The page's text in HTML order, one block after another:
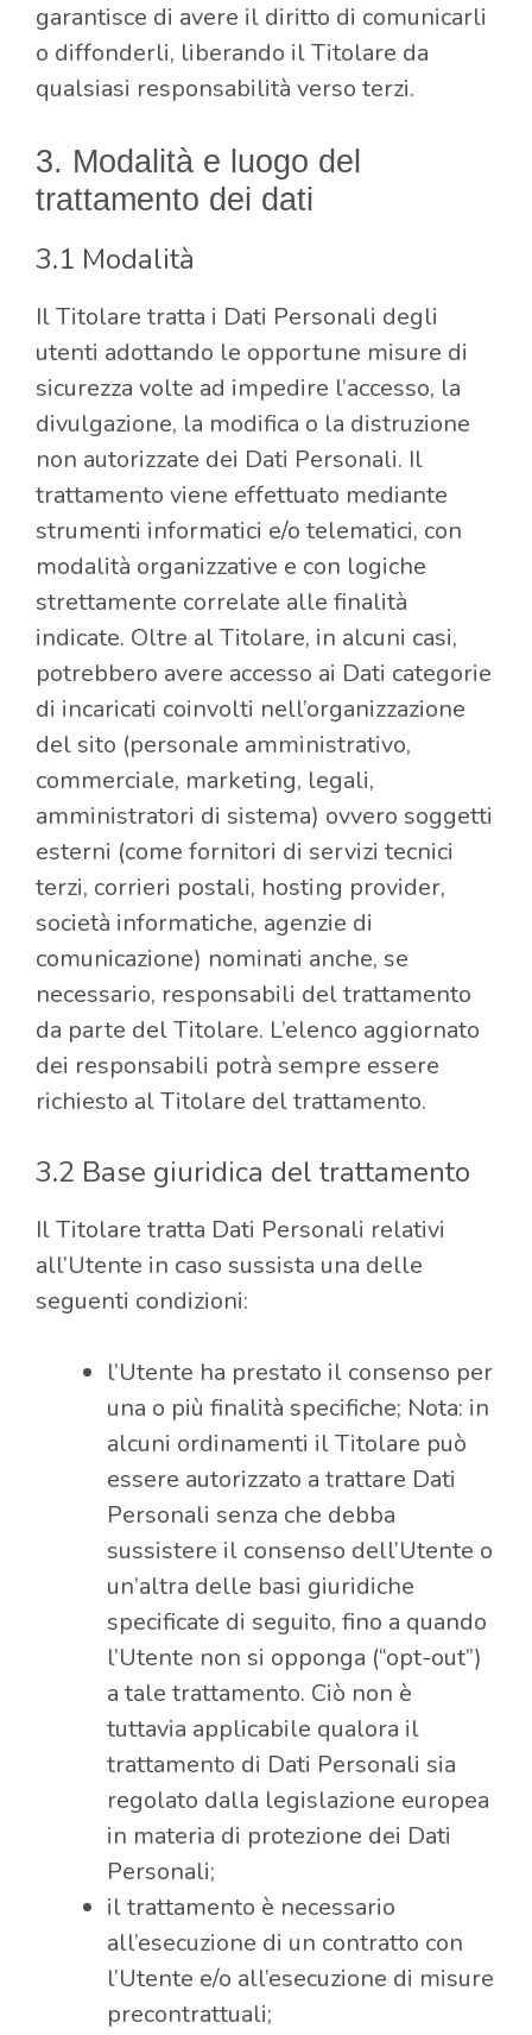
garantisce di avere il diritto di comunicarli
o diffonderli, liberando il Titolare da
qualsiasi responsabilità verso terzi.
3. Modalità e luogo del
trattamento dei dati
3.1 Modalità
Il Titolare tratta i Dati Personali degli
utenti adottando le opportune misure di
sicurezza volte ad impedire l’accesso, la
divulgazione, la modifica o la distruzione
non autorizzate dei Dati Personali. Il
trattamento viene effettuato mediante
strumenti informatici e/o telematici, con
modalità organizzative e con logiche
strettamente correlate alle finalità
indicate. Oltre al Titolare, in alcuni casi,
potrebbero avere accesso ai Dati categorie
di incaricati coinvolti nell’organizzazione
del sito (personale amministrativo,
commerciale, marketing, legali,
amministratori di sistema) ovvero soggetti
esterni (come fornitori di servizi tecnici
terzi, corrieri postali, hosting provider,
società informatiche, agenzie di
comunicazione) nominati anche, se
necessario, responsabili del trattamento
da parte del Titolare. L’elenco aggiornato
dei responsabili potrà sempre essere
richiesto al Titolare del trattamento.
3.2 Base giuridica del trattamento
Il Titolare tratta Dati Personali relativi
all’Utente in caso sussista una delle
seguenti condizioni:
l’Utente ha prestato il consenso per
una o più finalità specifiche; Nota: in
alcuni ordinamenti il Titolare può
essere autorizzato a trattare Dati
Personali senza che debba
sussistere il consenso dell’Utente o
un’altra delle basi giuridiche
specificate di seguito, fino a quando
l’Utente non si opponga (“opt-out”)
a tale trattamento. Ciò non è
tuttavia applicabile qualora il
trattamento di Dati Personali sia
regolato dalla legislazione europea
in materia di protezione dei Dati
Personali;
il trattamento è necessario
all’esecuzione di un contratto con
l’Utente e/o all’esecuzione di misure
precontrattuali;